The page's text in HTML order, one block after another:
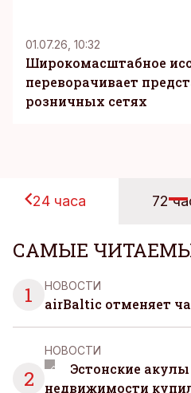
01.07.26, 10:32
Широкомасштабное
переворачивает
розничных сетях
24 часа 72
САМЫЕ
1
НОВОСТИ
airBaltic отменяет
2
НОВОСТИ
Эстонские
недвижимости